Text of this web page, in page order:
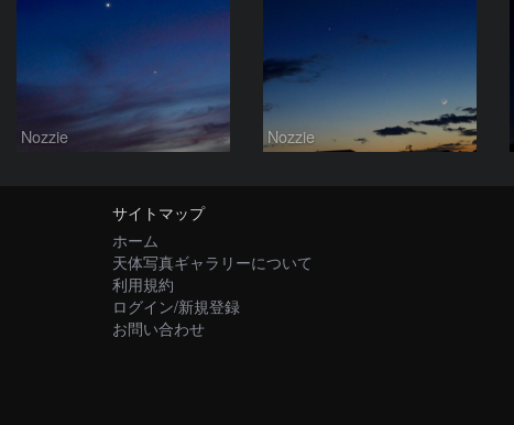
Nozzie Nozzie
サイトマップ
ホーム
天体写真ギャラリーについて
利用規約
ログイン/新規登録
お問い合わせ